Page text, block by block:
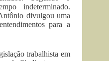
indeterminado.
divulgou uma
para a
trabalhista em